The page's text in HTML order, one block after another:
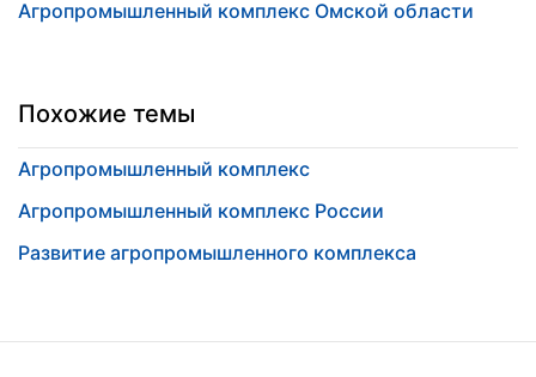
Агропромышленный комплекс Омской области
Похожие темы
Агропромышленный комплекс
Агропромышленный комплекс России
Развитие агропромышленного комплекса